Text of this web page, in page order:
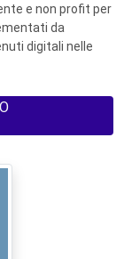
e non profit per
da
digitali nelle